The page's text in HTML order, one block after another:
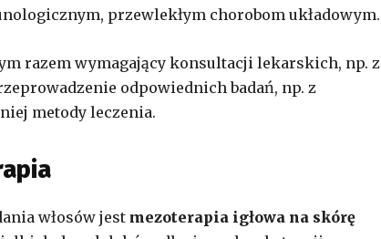
przewlekłym chorobom układowym.
razem wymagający konsultacji lekarskich, np. z
odpowiednich badań, np. z
metody leczenia.
włosów jest mezoterapia igłowa na skórę